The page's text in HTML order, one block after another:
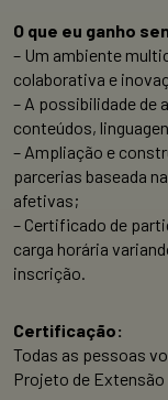
O que eu ganho
– Um ambiente
colaborativa e
– A possibilidade de
conteúdos,
– Ampliação e
parcerias baseada
afetivas;
– Certificado de
carga horária
inscrição.
Certificação:
Todas as pessoas
Projeto de